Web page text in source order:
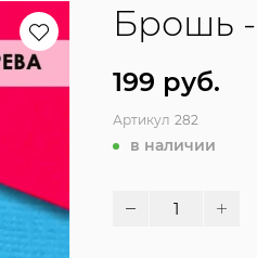
Брошь
199 руб.
Артикул 282
в наличии